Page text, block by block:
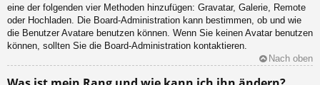
eine der folgenden vier Methoden hinzufügen: Gravatar, Galerie, Remote
oder Hochladen. Die Board-Administration kann bestimmen, ob und wie
die Benutzer Avatare benutzen können. Wenn Sie keinen Avatar benutzen
können, sollten Sie die Board-Administration kontaktieren.
Nach oben